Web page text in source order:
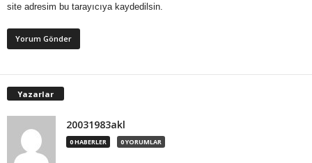
site adresim bu tarayıcıya kaydedilsin.
Yazarlar
20031983akl
0 HABERLER 0 YORUMLAR